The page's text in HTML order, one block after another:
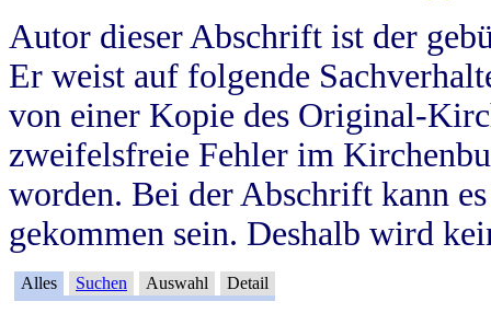
Autor dieser Abschrift ist der
Er weist auf folgende
von einer Kopie des Original-
zweifelsfreie Fehler im
worden. Bei der Abschrift kann
gekommen sein. Deshalb wird
Alles Suchen Auswahl Detail